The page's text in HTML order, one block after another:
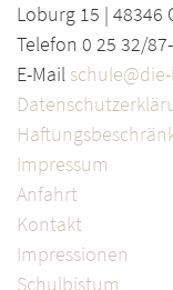
Loburg 15 | 48346
Telefon 0 25 32/
E-Mail
Impressum
Anfahrt
Kontakt
Impressionen
Schulbistum